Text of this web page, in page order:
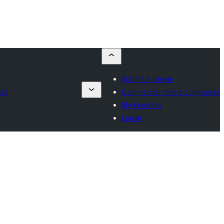
Submit a theme
Commercial theme companies
My favorites
Log in